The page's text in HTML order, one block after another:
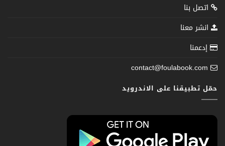
اتصل بنا
انشر معنا
إدعمنا
contact@foulabook.com
حمّل تطبيقنا على الاندرويد